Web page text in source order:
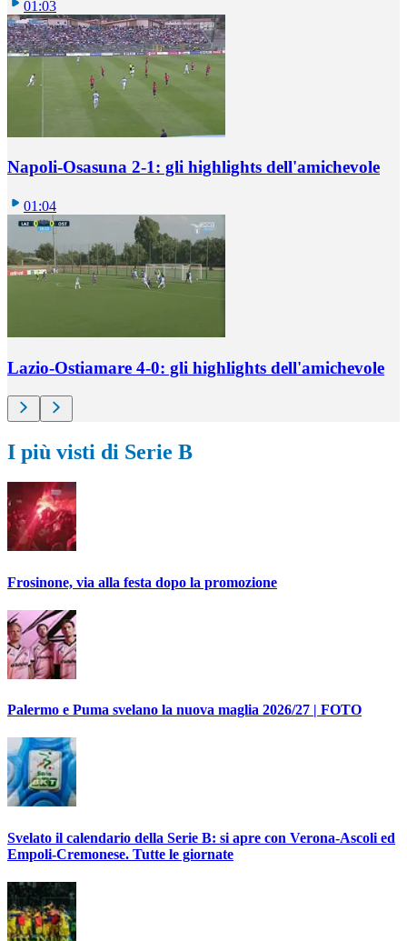
01:03
Napoli-Osasuna 2-1: gli highlights dell'amichevole
01:04
Lazio-Ostiamare 4-0: gli highlights dell'amichevole
I più visti di Serie B
Frosinone, via alla festa dopo la promozione
Palermo e Puma svelano la nuova maglia 2026/27 | FOTO
Svelato il calendario della Serie B: si apre con Verona-Ascoli ed
Empoli-Cremonese. Tutte le giornate